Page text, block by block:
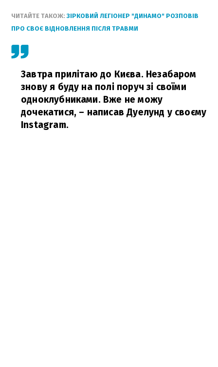
ЧИТАЙТЕ ТАКОЖ:ЗІРКОВИЙ ЛЕГІОНЕР "ДИНАМО" РОЗПОВІВ
ПРО СВОЄ ВІДНОВЛЕННЯ ПІСЛЯ ТРАВМИ
Завтра прилітаю до Києва. Незабаром
знову я буду на полі поруч зі своїми
одноклубниками. Вже не можу
дочекатися, – написав Дуелунд у своєму
Instagram.